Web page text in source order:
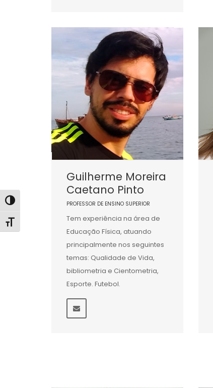
Alternar alto contraste
Alternar tamanho da fonte
Guilherme Moreira
Caetano Pinto
PROFESSOR DE ENSINO SUPERIOR
Tem experiência na área de
Educação Física, atuando
principalmente nos seguintes
temas: Qualidade de Vida,
bibliometria e Cientometria,
Esporte. Futebol.